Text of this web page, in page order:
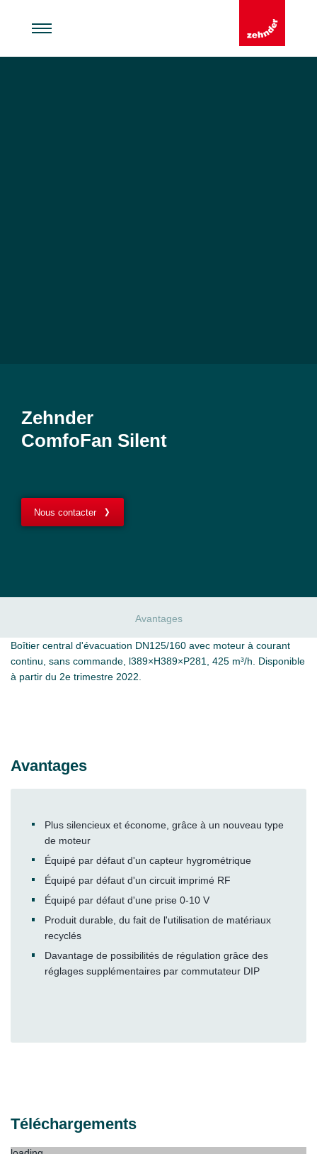
Zehnder
ComfoFan Silent
Nous contacter
Avantages
Boîtier central d'évacuation DN125/160 avec moteur à courant
continu, sans commande, l389×H389×P281, 425 m³/h. Disponible
à partir du 2e trimestre 2022.
Avantages
Plus silencieux et économe, grâce à un nouveau type
de moteur
Équipé par défaut d'un capteur hygrométrique
Équipé par défaut d'un circuit imprimé RF
Équipé par défaut d'une prise 0-10 V
Produit durable, du fait de l'utilisation de matériaux
recyclés
Davantage de possibilités de régulation grâce des
réglages supplémentaires par commutateur DIP
Téléchargements